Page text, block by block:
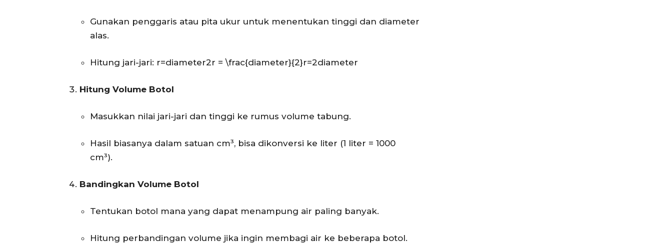
Gunakan penggaris atau pita ukur untuk menentukan tinggi dan diameter
alas.
Hitung jari-jari: r=diameter2r = \frac{diameter}{2}r=2diameter
Hitung Volume Botol
Masukkan nilai jari-jari dan tinggi ke rumus volume tabung.
Hasil biasanya dalam satuan cm³, bisa dikonversi ke liter (1 liter = 1000
cm³).
Bandingkan Volume Botol
Tentukan botol mana yang dapat menampung air paling banyak.
Hitung perbandingan volume jika ingin membagi air ke beberapa botol.